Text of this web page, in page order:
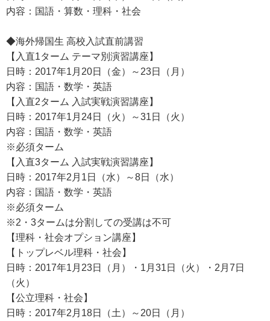
内容：国語・算数・理科・社会
◆海外帰国生 高校入試直前講習
【入直1ターム テーマ別演習講座】
日時：2017年1月20日（金）～23日（月）
内容：国語・数学・英語
【入直2ターム 入試実戦演習講座】
日時：2017年1月24日（火）～31日（火）
内容：国語・数学・英語
※必須ターム
【入直3ターム 入試実戦演習講座】
日時：2017年2月1日（水）～8日（水）
内容：国語・数学・英語
※必須ターム
※2・3タームは分割しての受講は不可
【理科・社会オプション講座】
【トップレベル理科・社会】
日時：2017年1月23日（月）・1月31日（火）・2月7日
（火）
【公立理科・社会】
日時：2017年2月18日（土）～20日（月）